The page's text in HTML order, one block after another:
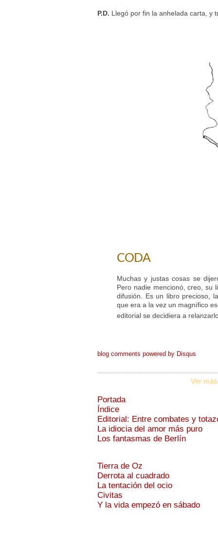
P.D. Llegó por fin la anhelada carta, y
CODA
Muchas y justas cosas se
Pero nadie mencionó, creo, su
difusión. Es un libro precioso,
que era a la vez un magnífico
editorial se decidiera a
blog comments powered by Disqus
Ver
Portada
Índice
Editorial: Entre combates y
La idiocia del amor más puro
Los fantasmas de Berlín
Tierra de Oz
Derrota al cuadrado
La tentación del ocio
Civitas
Y la vida empezó en sábado